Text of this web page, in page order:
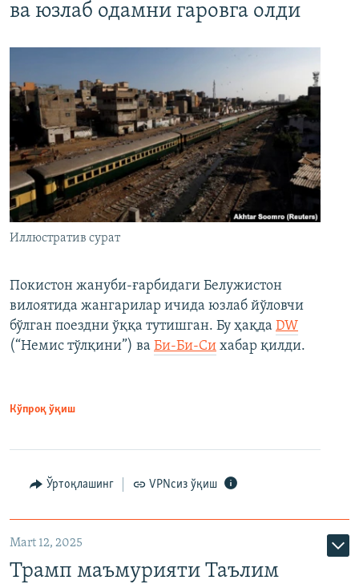
ва юзлаб одамни гаровга олди
Иллюстратив сурат
Покистон жануби-ғарбидаги Белужистон
вилоятида жангарилар ичида юзлаб йўловчи
бўлган поездни ўққа тутишган. Бу ҳақда DW
(“Немис тўлқини”) ва Би-Би-Си хабар қилди.
Кўпроқ ўқиш
Ўртоқлашинг VPNсиз ўқиш
Mart 12, 2025
Трамп маъмурияти Таълим